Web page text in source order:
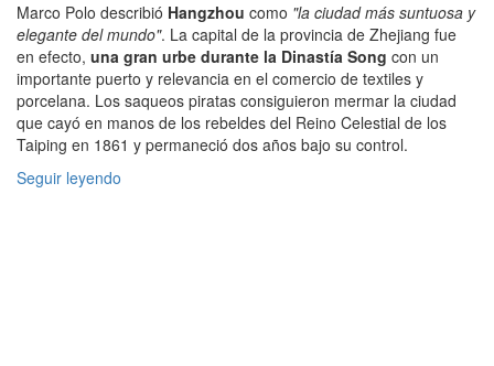
Marco Polo describió Hangzhou como "la ciudad más suntuosa y
elegante del mundo". La capital de la provincia de Zhejiang fue
en efecto, una gran urbe durante la Dinastía Song con un
importante puerto y relevancia en el comercio de textiles y
porcelana. Los saqueos piratas consiguieron mermar la ciudad
que cayó en manos de los rebeldes del Reino Celestial de los
Taiping en 1861 y permaneció dos años bajo su control.
Seguir leyendo